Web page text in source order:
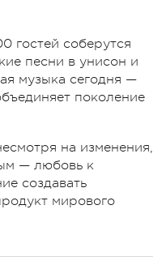
гостей соберутся
песни в унисон и
музыка сегодня —
поколение
на изменения,
— любовь к
создавать
мирового